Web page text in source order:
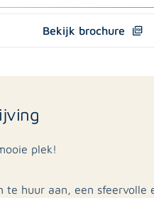
Bekijk brochure
plek!
te huur aan, een sfeervolle